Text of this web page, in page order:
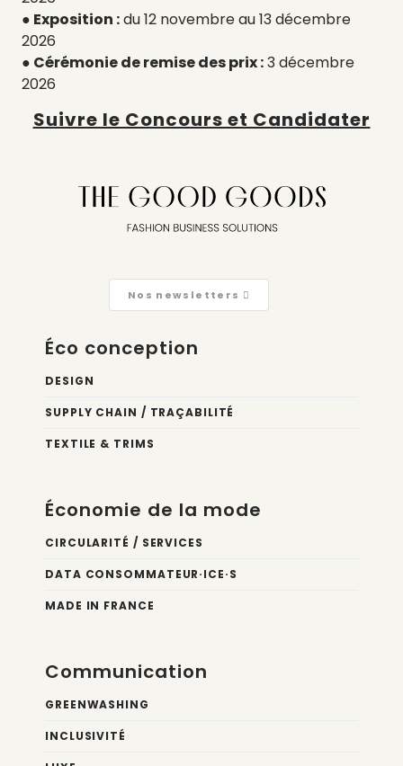
● Exposition :du 12 novembre au 13 décembre
2026
● Cérémonie de remise des prix :3 décembre
2026
Suivre le Concours et Candidater
Nos newsletters
Éco conception
DESIGN
SUPPLY CHAIN / TRAÇABILITÉ
TEXTILE & TRIMS
Économie de la mode
CIRCULARITÉ / SERVICES
DATA CONSOMMATEUR·ICE·S
MADE IN FRANCE
Communication
GREENWASHING
INCLUSIVITÉ